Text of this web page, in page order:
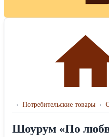
› Потребительские товары ›
Шоурум «По